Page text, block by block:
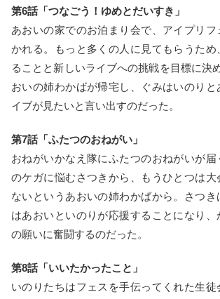
第6話「つなごう！ゆめとだいすき」
あおいの家でのお泊まり会で、アイプリフ
かれる。もっと多くの人に見てもらうため
ることと新しいライブへの挑戦を目標に決
おいの姉わかばが帰宅し、ぐみはいのりと
イブが見たいと言い出すのだった。
第7話「ふたつのおねがい」
おねがいかなえ隊にふたつのおねがいが
のケガに悩むさつきから、もうひとつは大
ないというあおいの姉わかばから。さつ
はあおいといのりが応援することになり、
の願いに奮闘するのだった。
第8話「いいたかったこと」
いのりたちはフェスを手伝ってくれた生徒